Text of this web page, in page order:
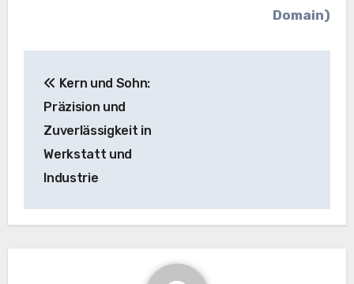
Domain)
Kern und Sohn:
Präzision und
Zuverlässigkeit in
Werkstatt und
Industrie